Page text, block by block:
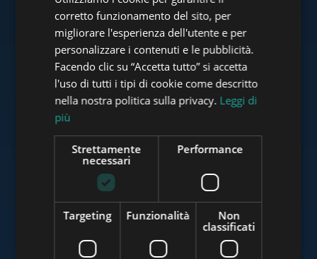
www.tower-investments.com
www.towerassistance.com
www.budapestluxuryapartments.hu
FRENCH
ITALIAN
SPANISH
ARABIC
corretto funzionamento del sito, per
migliorare l'esperienza dell'utente e per
personalizzare i contenuti e le pubblicità.
Facendo clic su “Accetta tutto” si accetta
l'uso di tutti i tipi di cookie come descritto
nella nostra politica sulla privacy. Leggi di
più
Strettamente
necessari
Performance
Targeting Funzionalità
Non
classificati